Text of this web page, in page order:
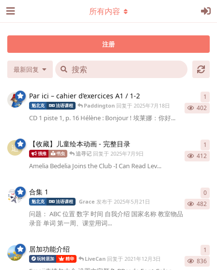
注册
所有内容
最新回复
Par ici – cahier d’exercices A1 / 1-2
魁北克 法语课程 Paddington回复于 2025年7月18日 402
CD 1 piste 1, p. 16 Hélène : Bonjour ! 埃莱娜：你好...
1
追 【收藏】儿童绘本动画 - 完整目录
强推 书虫 追寻记回复于 2025年7月9日 412
Amelia Bedelia Joins the Club -I Can Read Lev...
1
合集 1
魁北克 法语课程 Grace 发布于 2025年5月21日 482
问题： ABC 位置 数字 时间 自我介绍 国家名称 教室物品
录音 单词 第一周、课堂用词...
0
居加功能介绍
玩转居加 精华 LiveCan回复于 2021年12月3日 836
1